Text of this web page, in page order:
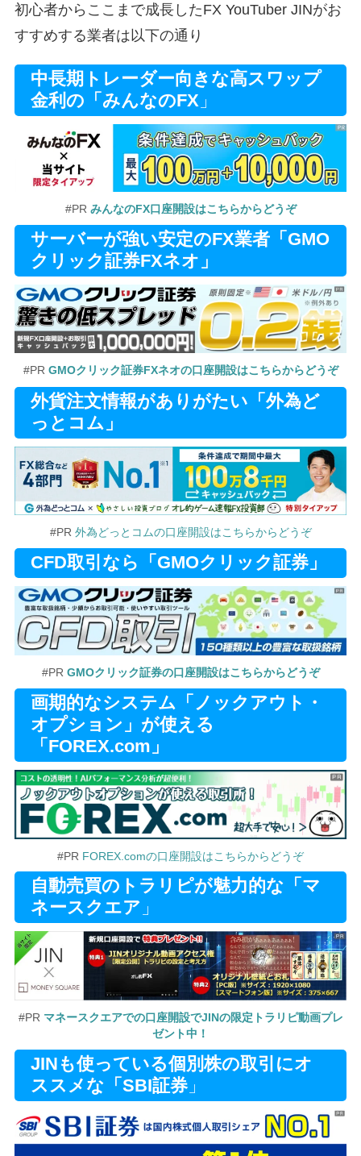
初心者からここまで成長したFX YouTuber JINがお
すすめする業者は以下の通り
中長期トレーダー向きな高スワップ
金利の「みんなのFX 」
#PR みんなのFX口座開設はこちらからどうぞ
サーバーが強い安定のFX業者「GMO
クリック証券FXネオ」
#PR GMOクリック証券FXネオの口座開設はこちらからどうぞ
外貨注文情報がありがたい「外為ど
っとコム」
#PR 外為どっとコムの口座開設はこちらからどうぞ
CFD取引なら「GMOクリック証券」
#PR GMOクリック証券の口座開設はこちらからどうぞ
画期的なシステム「ノックアウト・
オプション」が使える
「FOREX.com」
#PR FOREX.comの口座開設はこちらからどうぞ
自動売買のトラリピが魅力的な「マ
ネースクエア 」
#PR マネースクエアでの口座開設でJINの限定トラリピ動画プレ
ゼント中！
JINも使っている個別株の取引にオ
ススメな「SBI証券」